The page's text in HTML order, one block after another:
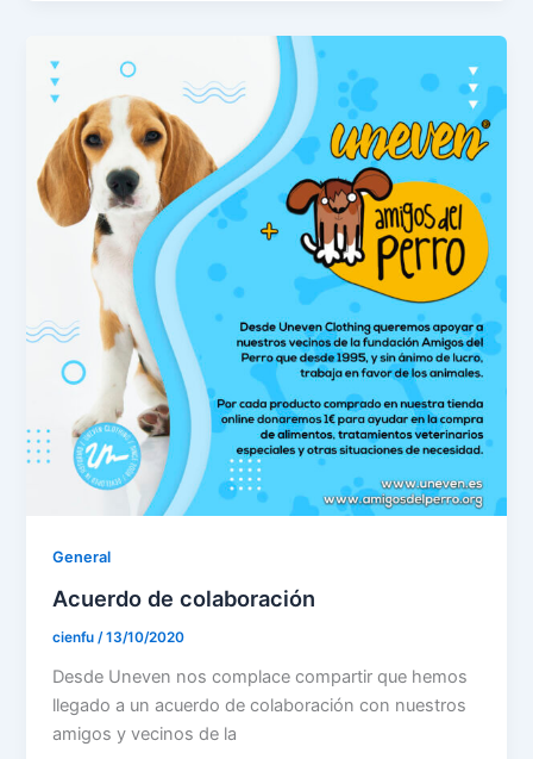
General
Acuerdo de colaboración
cienfu/13/10/2020
Desde Uneven nos complace compartir que hemos
llegado a un acuerdo de colaboración con nuestros
amigos y vecinos de la